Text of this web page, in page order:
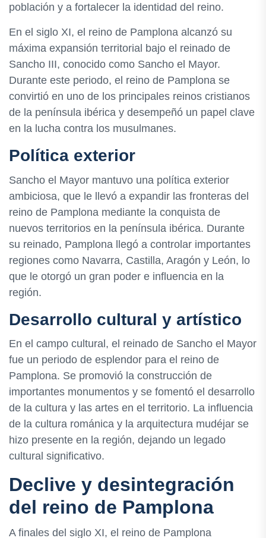
población y a fortalecer la identidad del reino.
En el siglo XI, el reino de Pamplona alcanzó su
máxima expansión territorial bajo el reinado de
Sancho III, conocido como Sancho el Mayor.
Durante este periodo, el reino de Pamplona se
convirtió en uno de los principales reinos cristianos
de la península ibérica y desempeñó un papel clave
en la lucha contra los musulmanes.
Política exterior
Sancho el Mayor mantuvo una política exterior
ambiciosa, que le llevó a expandir las fronteras del
reino de Pamplona mediante la conquista de
nuevos territorios en la península ibérica. Durante
su reinado, Pamplona llegó a controlar importantes
regiones como Navarra, Castilla, Aragón y León, lo
que le otorgó un gran poder e influencia en la
región.
Desarrollo cultural y artístico
En el campo cultural, el reinado de Sancho el Mayor
fue un periodo de esplendor para el reino de
Pamplona. Se promovió la construcción de
importantes monumentos y se fomentó el desarrollo
de la cultura y las artes en el territorio. La influencia
de la cultura románica y la arquitectura mudéjar se
hizo presente en la región, dejando un legado
cultural significativo.
Declive y desintegración
del reino de Pamplona
A finales del siglo XI, el reino de Pamplona